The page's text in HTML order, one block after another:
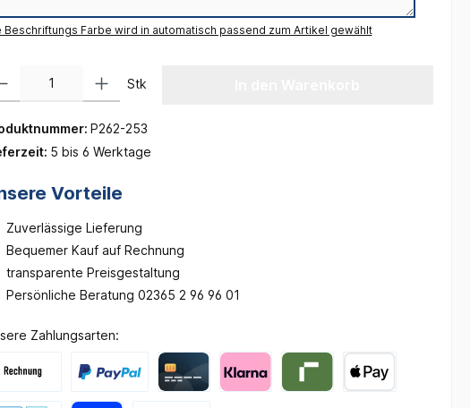
Beschriftungs Farbe wird in automatisch passend zum Artikel gewählt
Stk
P262-253
5 bis 6 Werktage
Vorteile
Zuverlässige Lieferung
Bequemer Kauf auf Rechnung
transparente Preisgestaltung
Persönliche Beratung 02365 2 96 96 01
Zahlungsarten: